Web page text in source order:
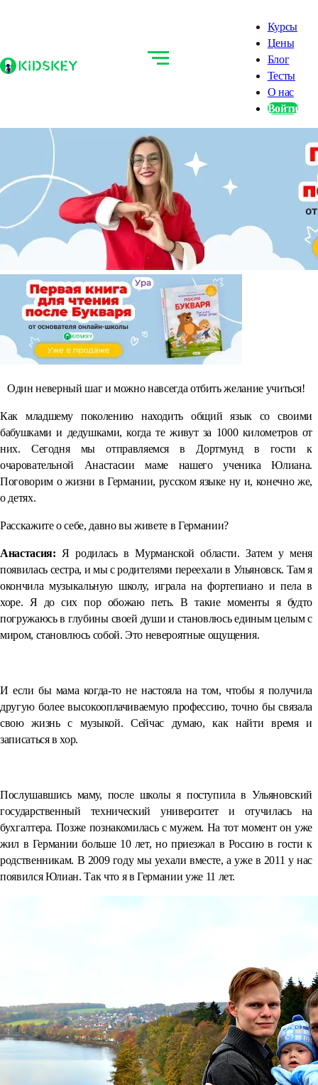
Курсы
Цены
Блог
Тесты
О нас
Войти
Один неверный шаг и можно навсегда отбить желание учиться!
Как младшему поколению находить общий язык со своими
бабушками и дедушками, когда те живут за 1000 километров от
них. Сегодня мы отправляемся в Дортмунд в гости к
очаровательной Анастасии маме нашего ученика Юлиана.
Поговорим о жизни в Германии, русском языке ну и, конечно же,
о детях.
Расскажите о себе, давно вы живете в Германии?
Анастасия: Я родилась в Мурманской области. Затем у меня
появилась сестра, и мы с родителями переехали в Ульяновск. Там я
окончила музыкальную школу, играла на фортепиано и пела в
хоре. Я до сих пор обожаю петь. В такие моменты я будто
погружаюсь в глубины своей души и становлюсь единым целым с
миром, становлюсь собой. Это невероятные ощущения.
И если бы мама когда-то не настояла на том, чтобы я получила
другую более высокооплачиваемую профессию, точно бы связала
свою жизнь с музыкой. Сейчас думаю, как найти время и
записаться в хор.
Послушавшись маму, после школы я поступила в Ульяновский
государственный технический университет и отучилась на
бухгалтера. Позже познакомилась с мужем. На тот момент он уже
жил в Германии больше 10 лет, но приезжал в Россию в гости к
родственникам. В 2009 году мы уехали вместе, а уже в 2011 у нас
появился Юлиан. Так что я в Германии уже 11 лет.